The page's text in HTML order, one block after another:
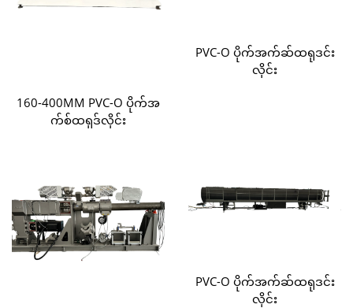
160-400MM PVC-O ပိုက်အ
က်စ်ထရုဒ်လိုင်း
PVC-O ပိုက်အက်ဆ်ထရုဒင်း
လိုင်း
PVC-O ပိုက်အက်ဆ်ထရုဒင်း
လိုင်း